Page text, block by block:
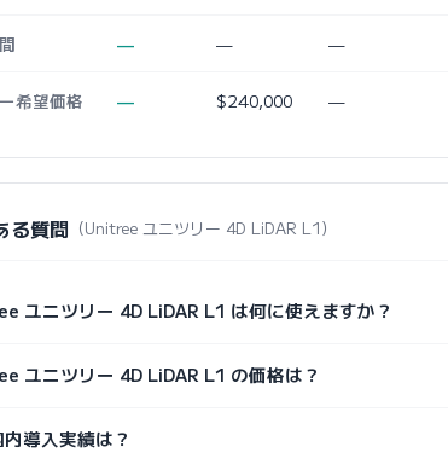
— — —
希望価格 — $240,000 —
る質問 （Unitree ユニツリー 4D LiDAR L1）
ユニツリー 4D LiDAR L1 は何に使えますか？
ユニツリー 4D LiDAR L1 の価格は？
導入実績は？